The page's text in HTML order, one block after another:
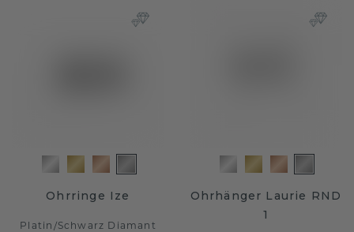
Ohrringe Ize
Platin /Schwarz Diamant
Ohrhänger Laurie RND
1